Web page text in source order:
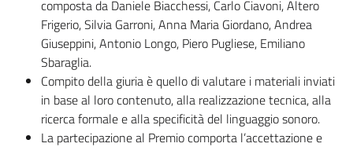
composta da Daniele Biacchessi, Carlo Ciavoni, Altero
Frigerio, Silvia Garroni, Anna Maria Giordano, Andrea
Giuseppini, Antonio Longo, Piero Pugliese, Emiliano
Sbaraglia.
Compito della giuria è quello di valutare i materiali inviati
in base al loro contenuto, alla realizzazione tecnica, alla
ricerca formale e alla specificità del linguaggio sonoro.
La partecipazione al Premio comporta l’accettazione e